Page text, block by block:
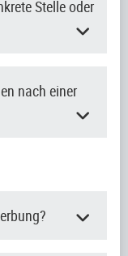
Stelle oder
nach einer